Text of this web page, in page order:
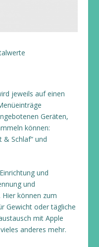
jeweils auf einen
Geräten,
können:
& Schlaf“ und
und
und
können zum
Gewicht oder tägliche
mit Apple
anderes mehr.